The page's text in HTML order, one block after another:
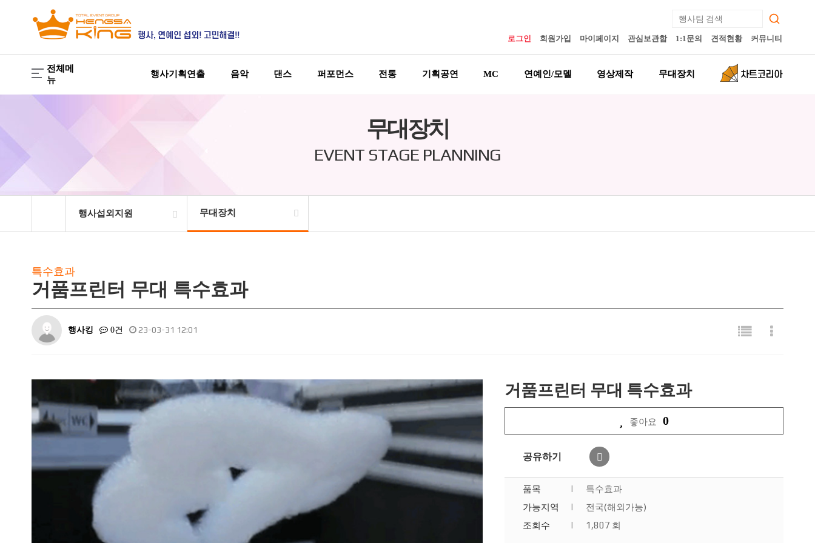
로그인 회원가입 마이페이지 관심보관함 1:1문의 견적현황 커뮤니티
전체메
뉴
행사기획연출 음악 댄스 퍼포먼스 전통 기획공연 MC 연예인/모델 영상제작 무대장치
무대장치
EVENT STAGE PLANNING
행사섭외지원 무대장치
특수효과
거품프린터 무대 특수효과
행사킹 0건 23-03-31 12:01
거품프린터 무대 특수효과
좋아요 0
공유하기
품목 |
특수효과
가능지역
|
전국(해외가능)
조회수
| 1,807 회